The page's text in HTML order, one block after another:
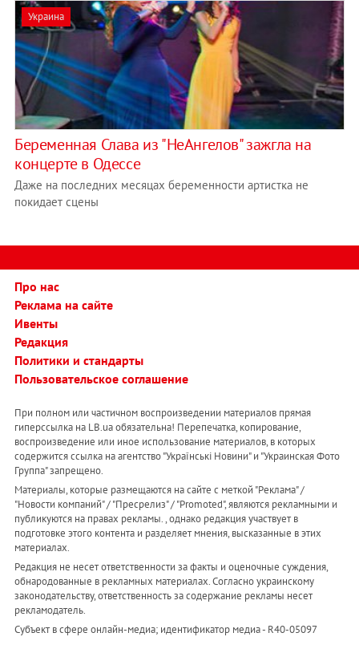
Украина
Беременная Слава из "НеАнгелов" зажгла на
концерте в Одессе
Даже на последних месяцах беременности артистка не
покидает сцены
Про нас
Реклама на сайте
Ивенты
Редакция
Политики и стандарты
Пользовательское соглашение
При полном или частичном воспроизведении материалов прямая
гиперссылка на LB.ua обязательна! Перепечатка, копирование,
воспроизведение или иное использование материалов, в которых
содержится ссылка на агентство "Українськi Новини" и "Украинская Фото
Группа" запрещено.
Материалы, которые размещаются на сайте с меткой "Реклама" /
"Новости компаний" / "Пресрелиз" / "Promoted", являются рекламными и
публикуются на правах рекламы. , однако редакция участвует в
подготовке этого контента и разделяет мнения, высказанные в этих
материалах.
Редакция не несет ответственности за факты и оценочные суждения,
обнародованные в рекламных материалах. Согласно украинскому
законодательству, ответственность за содержание рекламы несет
рекламодатель.
Субъект в сфере онлайн-медиа; идентификатор медиа - R40-05097